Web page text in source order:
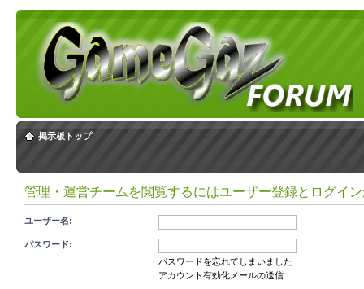
掲示板トップ
管理・運営チームを閲覧するにはユーザー登録とログイ
ユーザー名:
パスワード:
パスワードを忘れてしまいました
アカウント有効化メールの送信